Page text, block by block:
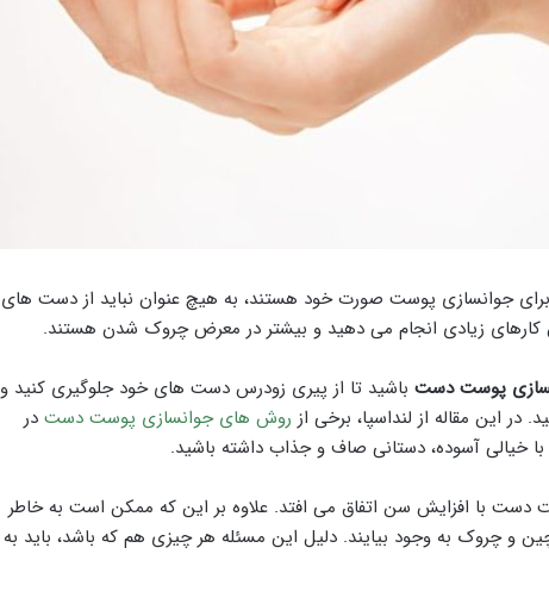
برای جوانسازی پوست صورت خود هستند، به هیچ عنوان نباید از دست های
کارهای زیادی انجام می دهید و بیشتر در معرض چروک شدن هستند.
پوست دست باشید تا از پیری زودرس دست های خود جلوگیری کنید و
این مقاله از لنداسپا، برخی از روش های جوانسازی پوست دست در
با خیالی آسوده، دستانی صاف و جذاب داشته باشید.
دست با افزایش سن اتفاق می افتد. علاوه بر این که ممکن است به خاطر
و چروک به وجود بیایند. دلیل این مسئله هر چیزی هم که باشد، باید به